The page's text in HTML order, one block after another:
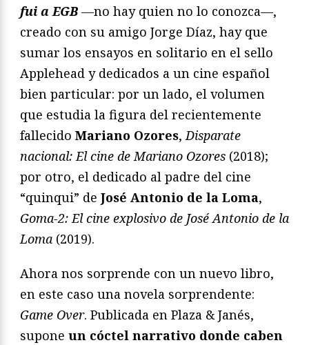
fui a EGB—no hay quien no lo conozca—,
creado con su amigo Jorge Díaz, hay que
sumar los ensayos en solitario en el sello
Applehead y dedicados a un cine español
bien particular: por un lado, el volumen
que estudia la figura del recientemente
fallecido Mariano Ozores,Disparate
nacional: El cine de Mariano Ozores (2018);
por otro, el dedicado al padre del cine
“quinqui” de José Antonio de la Loma,
Goma-2: El cine explosivo de José Antonio de la
Loma (2019).
Ahora nos sorprende con un nuevo libro,
en este caso una novela sorprendente:
Game Over. Publicada en Plaza & Janés,
supone un cóctel narrativo donde caben